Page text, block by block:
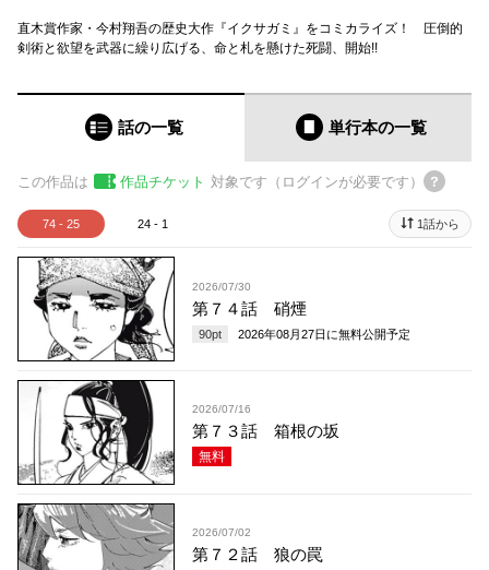
直木賞作家・今村翔吾の歴史大作『イクサガミ』をコミカライズ！ 圧倒的
剣術と欲望を武器に繰り広げる、命と札を懸けた死闘、開始!!
話の一覧 単行本の一覧
この作品は 作品チケット 対象です（ログインが必要です）
74 - 25 24 - 1 1話から
2026/07/30
第７４話 硝煙
90pt 2026年08月27日 に無料公開予定
2026/07/16
第７３話 箱根の坂
無料
2026/07/02
第７２話 狼の罠